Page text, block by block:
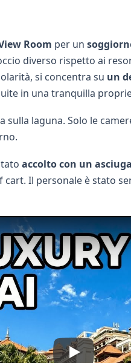
Room per un
diverso rispetto ai
si concentra su un
in una tranquilla
sulla laguna. Solo le
accolto con un
Il personale è stato